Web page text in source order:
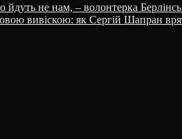
йдуть не нам, – волонтерка
вивіскою: як Сергій Шапран